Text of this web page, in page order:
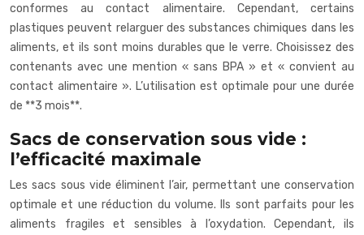
conformes au contact alimentaire. Cependant, certains
plastiques peuvent relarguer des substances chimiques dans les
aliments, et ils sont moins durables que le verre. Choisissez des
contenants avec une mention « sans BPA » et « convient au
contact alimentaire ». L’utilisation est optimale pour une durée
de **3 mois**.
Sacs de conservation sous vide :
l’efficacité maximale
Les sacs sous vide éliminent l’air, permettant une conservation
optimale et une réduction du volume. Ils sont parfaits pour les
aliments fragiles et sensibles à l’oxydation. Cependant, ils